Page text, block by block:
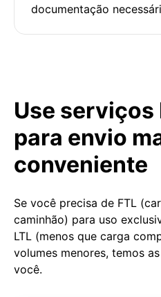
documentação
Use serviços
para envio
conveniente
Se você precisa de FTL
caminhão) para uso
LTL (menos que carga
volumes menores, temos
você.